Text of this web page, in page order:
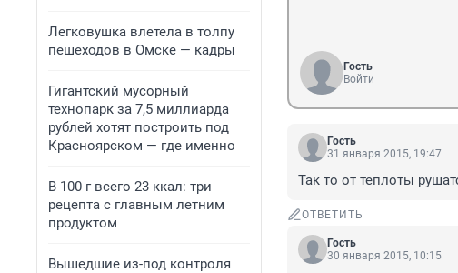
Легковушка влетела в толпу
пешеходов в Омске — кадры
Гигантский мусорный
технопарк за 7,5 миллиарда
рублей хотят построить под
Красноярском — где именно
В 100 г всего 23 ккал: три
рецепта с главным летним
продуктом
Вышедшие из-под контроля
Гость
Войти
Гость
31 января 2015, 19:47
Так то от теплоты
ОТВЕТИТЬ
Гость
30 января 2015, 10:15